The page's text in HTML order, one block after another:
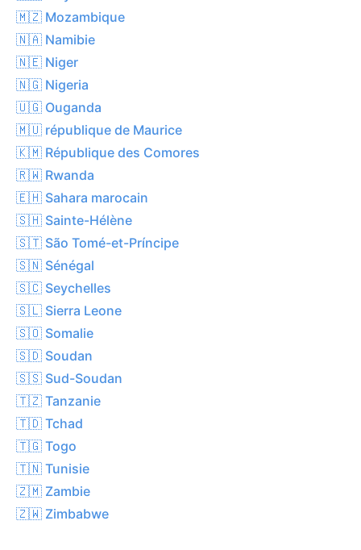
🇲🇿 Mozambique
🇳🇦 Namibie
🇳🇪 Niger
🇳🇬 Nigeria
🇺🇬 Ouganda
🇲🇺 république de Maurice
🇰🇲 République des Comores
🇷🇼 Rwanda
🇪🇭 Sahara marocain
🇸🇭 Sainte-Hélène
🇸🇹 São Tomé-et-Príncipe
🇸🇳 Sénégal
🇸🇨 Seychelles
🇸🇱 Sierra Leone
🇸🇴 Somalie
🇸🇩 Soudan
🇸🇸 Sud-Soudan
🇹🇿 Tanzanie
🇹🇩 Tchad
🇹🇬 Togo
🇹🇳 Tunisie
🇿🇲 Zambie
🇿🇼 Zimbabwe